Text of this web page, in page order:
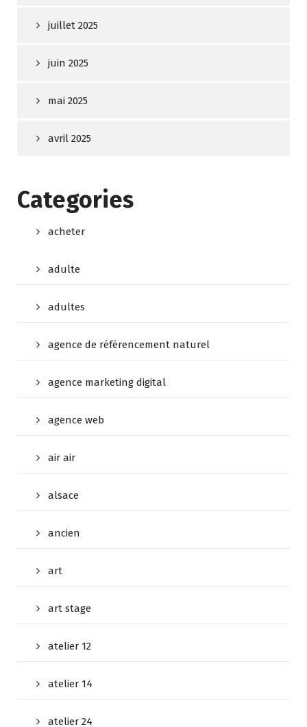
juillet 2025
juin 2025
mai 2025
avril 2025
Categories
acheter
adulte
adultes
agence de référencement naturel
agence marketing digital
agence web
air air
alsace
ancien
art
art stage
atelier 12
atelier 14
atelier 24